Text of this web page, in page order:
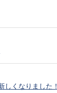
しくなりました！